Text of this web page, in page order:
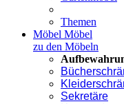
Themen
Möbel Möbel
zu den Möbeln
Sekretäre